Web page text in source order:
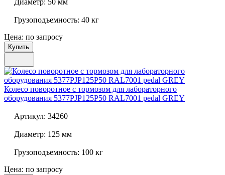
Диаметр: 50 мм
Грузоподъемность: 40 кг
Цена: по запросу
Купить
Колесо поворотное с тормозом для лабораторного
оборудования 5377PJP125P50 RAL7001 pedal GREY
Артикул: 34260
Диаметр: 125 мм
Грузоподъемность: 100 кг
Цена: по запросу